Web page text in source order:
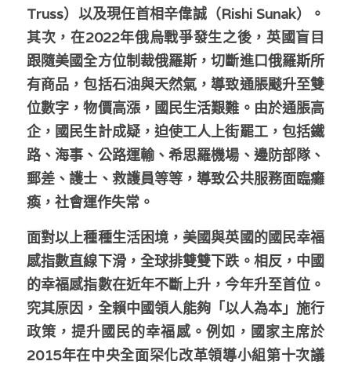
Truss）以及現任首相辛偉誠（Rishi Sunak）。
其次，在2022年俄烏戰爭發生之後，英國盲目
跟隨美國全方位制裁俄羅斯，切斷進口俄羅斯所
有商品，包括石油與天然氣，導致通脹颷升至雙
位數字，物價高漲，國民生活艱難。由於通脹高
企，國民生計成疑，迫使工人上街罷工，包括鐵
路、海事、公路運輸、希思羅機場、邊防部隊、
郵差、護士、救護員等等，導致公共服務面臨癱
瘓，社會運作失常。
面對以上種種生活困境，美國與英國的國民幸福
感指數直線下滑，全球排雙雙下跌。相反，中國
的幸福感指數在近年不斷上升，今年升至首位。
究其原因，全賴中國領人能夠「以人為本」施行
政策，提升國民的幸福感。例如，國家主席於
2015年在中央全面罙化改革領導小組第十次議